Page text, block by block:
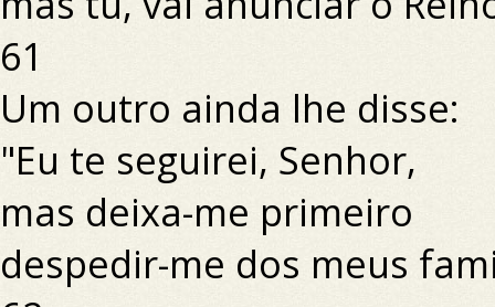
61
Um outro ainda lhe disse:
"Eu te seguirei, Senhor,
mas deixa-me primeiro
despedir-me dos meus